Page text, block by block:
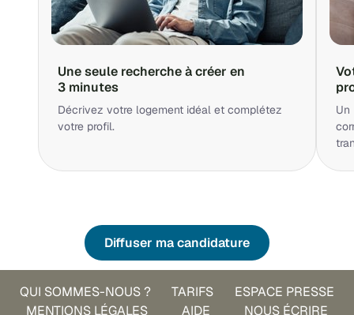
Une seule recherche à créer en
3 minutes
Décrivez votre logement idéal et complétez
votre profil.
Un
Diffuser ma candidature
QUI SOMMES-NOUS ? TARIFS
ESPACE PRESSE
MENTIONS LÉGALES
AIDE NOUS ÉCRIRE